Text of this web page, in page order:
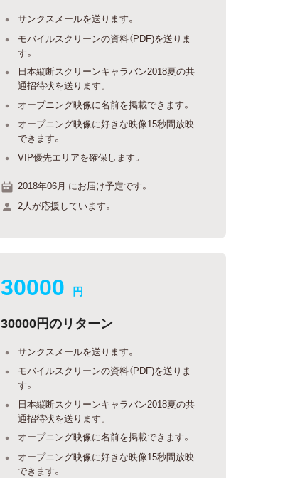
サンクスメールを送ります。
モバイルスクリーンの資料（PDF)を送りま
す。
日本縦断スクリーンキャラバン2018夏の共
通招待状を送ります。
オープニング映像に名前を掲載できます。
オープニング映像に好きな映像15秒間放映
できます。
VIP優先エリアを確保します。
2018年06月 にお届け予定です。
2人が応援しています。
30000 円
30000円のリターン
サンクスメールを送ります。
モバイルスクリーンの資料（PDF)を送りま
す。
日本縦断スクリーンキャラバン2018夏の共
通招待状を送ります。
オープニング映像に名前を掲載できます。
オープニング映像に好きな映像15秒間放映
できます。